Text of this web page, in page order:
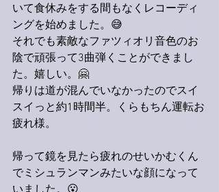
いて食休みをする間もなくレコーディ
ングを始めました。😅
それでも素敵なファツィオリ音色のお
陰で頑張って3曲弾くことができまし
た。嬉しい。🤗
帰りは道が混んでいなかったのでスイ
スイっと約1時間半。くらもちん運転お
疲れ様。
帰って鏡を見たら疲れのせいかむくん
でミシュランマンみたいな顔になって